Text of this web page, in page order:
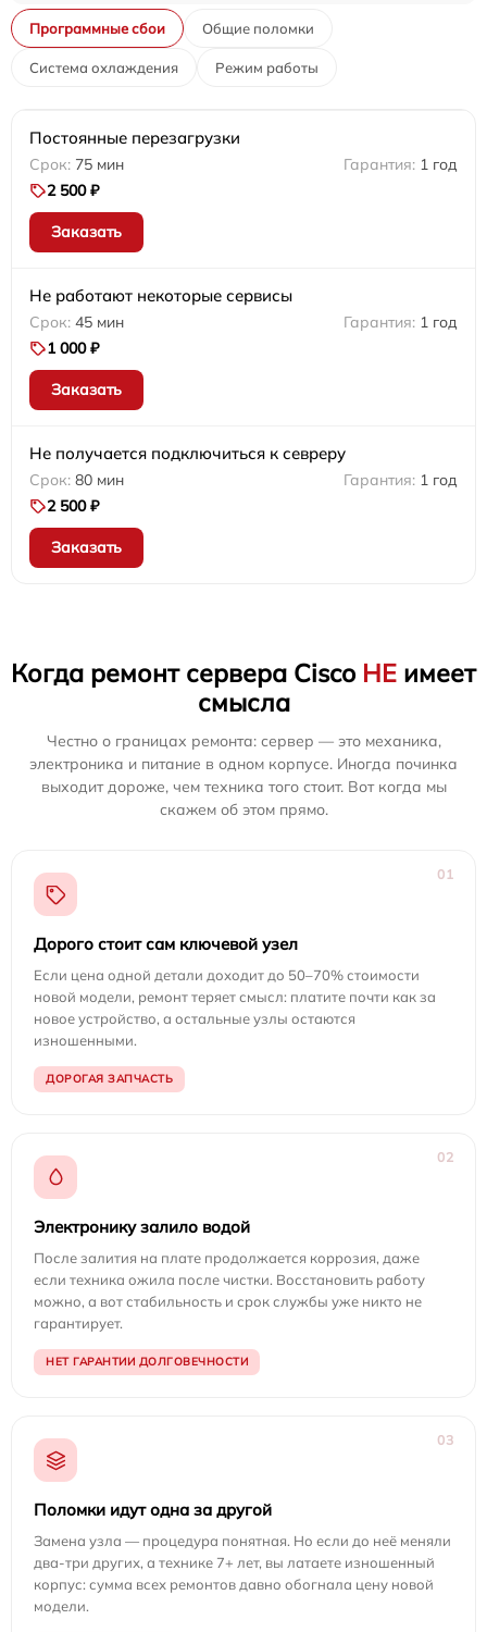
Программные сбои Общие поломки
Система охлаждения Режим работы
Постоянные перезагрузки
75 мин
1 год
2 500 ₽
Заказать
Не работают некоторые сервисы
45 мин
1 год
1 000 ₽
Заказать
Не получается подключиться к севреру
80 мин
1 год
2 500 ₽
Заказать
Когда ремонт сервера Cisco НЕ имеет
смысла
Честно о границах ремонта: сервер — это механика,
электроника и питание в одном корпусе. Иногда починка
выходит дороже, чем техника того стоит. Вот когда мы
скажем об этом прямо.
01
Дорого стоит сам ключевой узел
Если цена одной детали доходит до 50–70% стоимости
новой модели, ремонт теряет смысл: платите почти как за
новое устройство, а остальные узлы остаются
изношенными.
ДОРОГАЯ ЗАПЧАСТЬ
02
Электронику залило водой
После залития на плате продолжается коррозия, даже
если техника ожила после чистки. Восстановить работу
можно, а вот стабильность и срок службы уже никто не
гарантирует.
НЕТ ГАРАНТИИ ДОЛГОВЕЧНОСТИ
03
Поломки идут одна за другой
Замена узла — процедура понятная. Но если до неё меняли
два-три других, а технике 7+ лет, вы латаете изношенный
корпус: сумма всех ремонтов давно обогнала цену новой
модели.